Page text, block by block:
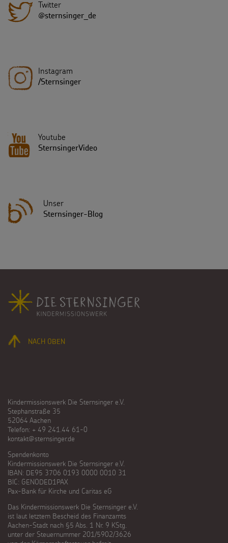
Twitter
@sternsinger_de
Instagram
/Sternsinger
Youtube
SternsingerVideo
Unser
Sternsinger-Blog
Fußbereich
NACH OBEN
Kindermissionswerk Die Sternsinger e.V.
Stephanstraße 35
52064 Aachen
Telefon: + 49 241.44 61-0
kontakt@sternsinger.de
Spendenkonto
Kindermissionswerk Die Sternsinger e.V.
IBAN: DE95 3706 0193 0000 0010 31
BIC: GENODED1PAX
Pax-Bank für Kirche und Caritas eG
Das Kindermissionswerk Die Sternsinger e.V.
ist laut letztem Bescheid des Finanzamts
Aachen-Stadt nach §5 Abs. 1 Nr. 9 KStg.
unter der Steuernummer 201/5902/3626